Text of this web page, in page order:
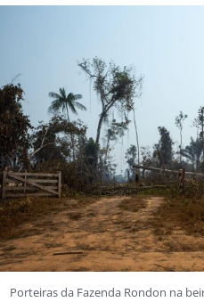
Porteiras da Fazenda Rondon na